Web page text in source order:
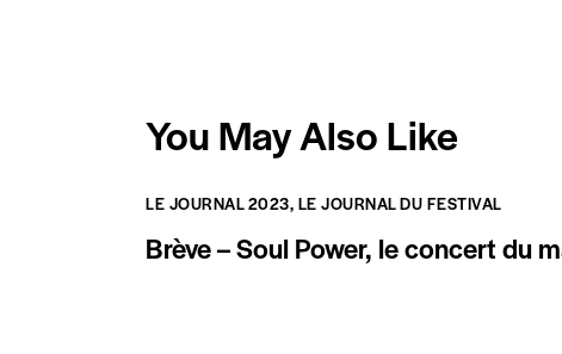
You May Also Like
LE JOURNAL 2023, LE JOURNAL DU FESTIVAL
Brève – Soul Power, le concert du